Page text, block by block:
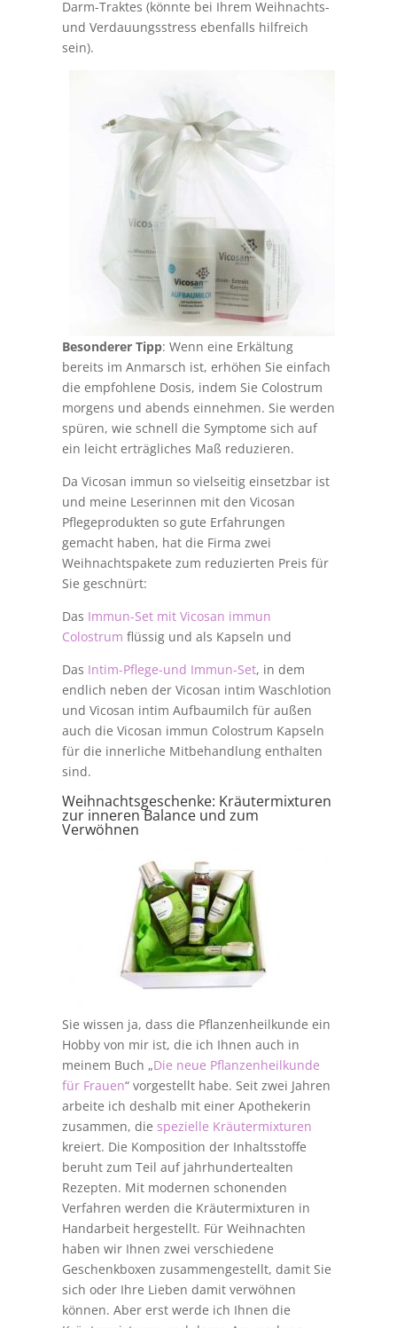
Darm-Traktes (könnte bei Ihrem Weihnachts-
und Verdauungsstress ebenfalls hilfreich
sein).
Besonderer Tipp: Wenn eine Erkältung
bereits im Anmarsch ist, erhöhen Sie einfach
die empfohlene Dosis, indem Sie Colostrum
morgens und abends einnehmen. Sie werden
spüren, wie schnell die Symptome sich auf
ein leicht erträgliches Maß reduzieren.
Da Vicosan immun so vielseitig einsetzbar ist
und meine Leserinnen mit den Vicosan
Pflegeprodukten so gute Erfahrungen
gemacht haben, hat die Firma zwei
Weihnachtspakete zum reduzierten Preis für
Sie geschnürt:
Das Immun-Set mit Vicosan immun
Colostrum flüssig und als Kapseln und
Das Intim-Pflege-und Immun-Set, in dem
endlich neben der Vicosan intim Waschlotion
und Vicosan intim Aufbaumilch für außen
auch die Vicosan immun Colostrum Kapseln
für die innerliche Mitbehandlung enthalten
sind.
Weihnachtsgeschenke: Kräutermixturen
zur inneren Balance und zum
Verwöhnen
Sie wissen ja, dass die Pflanzenheilkunde ein
Hobby von mir ist, die ich Ihnen auch in
meinem Buch „Die neue Pflanzenheilkunde
für Frauen“ vorgestellt habe. Seit zwei Jahren
arbeite ich deshalb mit einer Apothekerin
zusammen, die spezielle Kräutermixturen
kreiert. Die Komposition der Inhaltsstoffe
beruht zum Teil auf jahrhundertealten
Rezepten. Mit modernen schonenden
Verfahren werden die Kräutermixturen in
Handarbeit hergestellt. Für Weihnachten
haben wir Ihnen zwei verschiedene
Geschenkboxen zusammengestellt, damit Sie
sich oder Ihre Lieben damit verwöhnen
können. Aber erst werde ich Ihnen die